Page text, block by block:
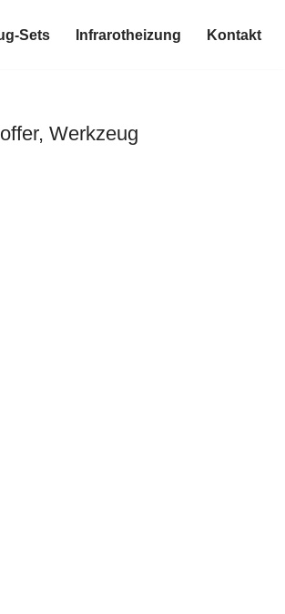
Sets Infrarotheizung Kontakt
Werkzeug